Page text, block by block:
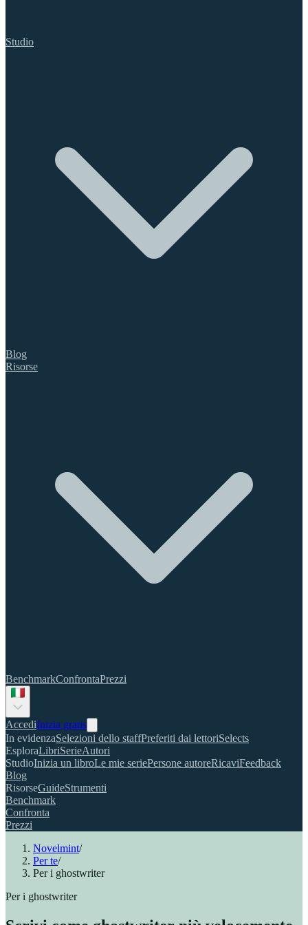
Studio
Blog
Risorse
BenchmarkConfrontaPrezzi
AccediInizia gratis
In evidenzaSelezioni dello staffPreferiti dai lettoriSelects
EsploraLibriSerieAutori
StudioInizia un libroLe mie seriePersone autoreRicaviFeedback
Blog
RisorseGuideStrumenti
Benchmark
Confronta
Prezzi
Novelmint/
Per te/
Per i ghostwriter
Per i ghostwriter